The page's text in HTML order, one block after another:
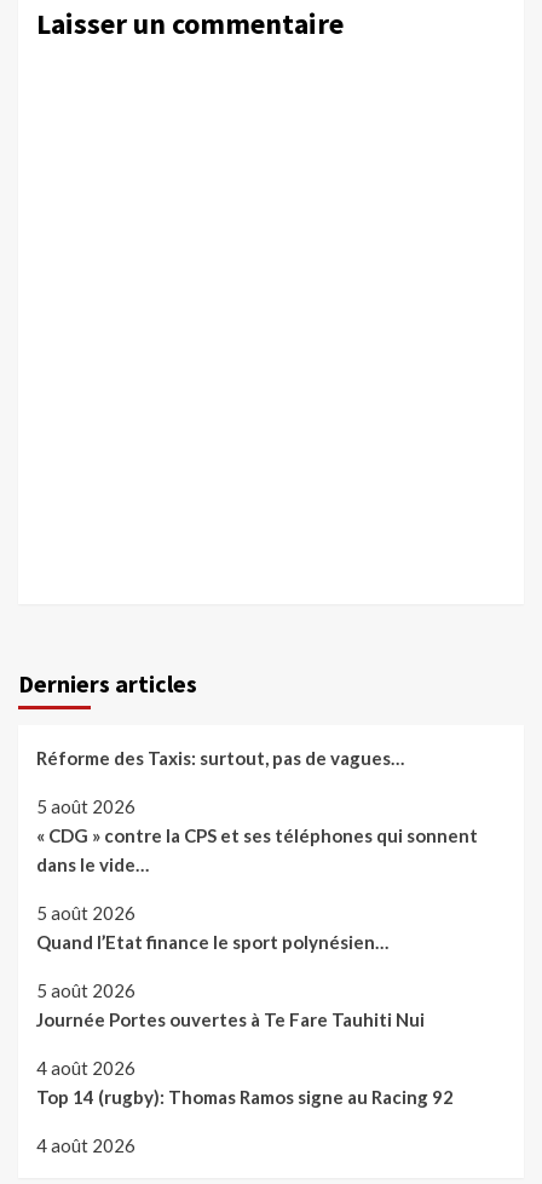
Laisser un commentaire
Derniers articles
Réforme des Taxis: surtout, pas de vagues…
5 août 2026
« CDG » contre la CPS et ses téléphones qui sonnent
dans le vide…
5 août 2026
Quand l’Etat finance le sport polynésien…
5 août 2026
Journée Portes ouvertes à Te Fare Tauhiti Nui
4 août 2026
Top 14 (rugby): Thomas Ramos signe au Racing 92
4 août 2026